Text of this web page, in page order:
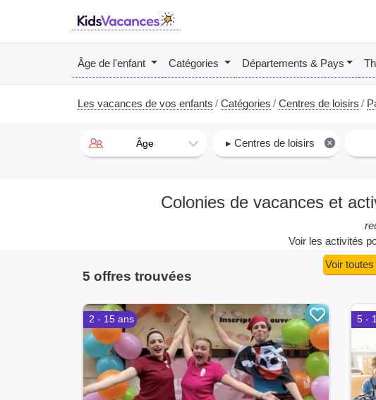
Âge de l'enfant Catégories Départements & Pays
Les vacances de vos enfants Catégories Centres de loisirs
Âge ×
▸ Centres de loisirs
Colonies de vacances et
Voir les activités
5 offres trouvées
Voir
2 - 15 ans 5 -